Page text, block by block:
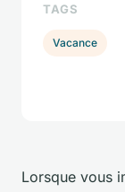
Lorsque vous
TAGS
Vacance